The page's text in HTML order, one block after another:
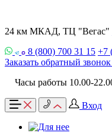
24 км МКАД, ТЦ "Вегас"
8 (800) 700 31 15 +7
Заказать обратный звонок
Часы работы 10.00-
Вход